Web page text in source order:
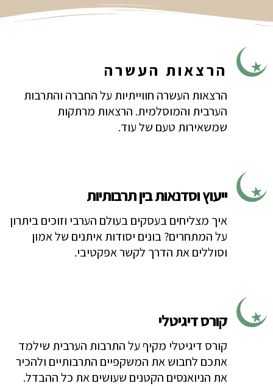
הרצאות העשרה​
הרצאות העשרה חווייתיות על החברה והתרבות
הערבית והמוסלמית. הרצאות מרתקות
שמשאירות טעם של עוד.
ייעוץ וסדנאות בין תרבותיות
איך מצליחים בעסקים בעולם הערבי וזוכים ביתרון
על המתחרים? בונים יסודות איתנים של אמון
וסוללים את הדרך לקשר אפקטיבי.
קורס דיגיטלי
קורס דיגיטלי מקיף על התרבות הערבית שילמד
אתכם לחבוש את המשקפיים התרבותיים ולהכיר
את הניואנסים הקטנים שעושים את כל ההבדל.